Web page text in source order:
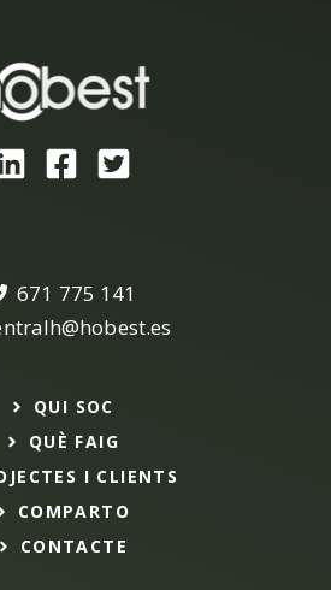
671 775 141
QUI SOC
QUÈ FAIG
I CLIENTS
COMPARTO
CONTACTE